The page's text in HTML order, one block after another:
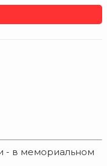
- в мемориальном